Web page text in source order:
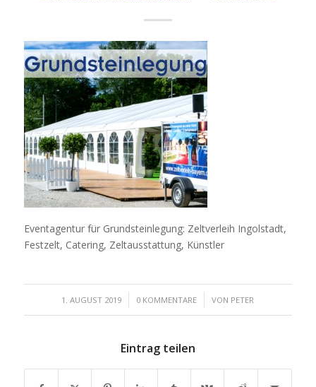
Eventagentur für Grundsteinlegung: Zeltverleih Ingolstadt,
Festzelt, Catering, Zeltausstattung, Künstler
1. AUGUST 2019
/ 0 KOMMENTARE
/ VON PETER
Eintrag teilen